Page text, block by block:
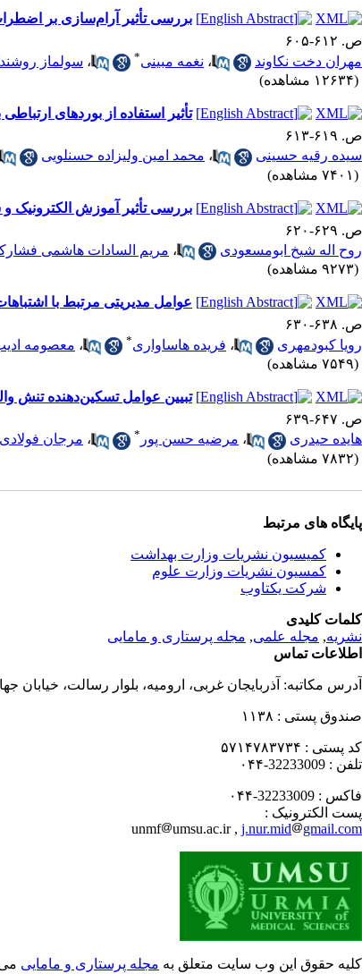
بررسی تأثیر آرام‌سازی بر
ص. ۶۱۲-۶۰۵
مهران دخت نکاوند
، نغمه مبینی* ، سولماز
(۱۲۶۳۴ مشاهده)
تأثیر استفاده از بوردهای
ص. ۶۱۹-۶۱۳
سیده رقیه حسینی
، محمد امین ولیزاده حسنلویی
(۷۴۰۱ مشاهده)
بررسی تأثیر آموزش الکترونیک و
ص. ۶۲۹-۶۲۰
روح اله شیخ ابومسعودی
، مریم السادات هاشمی
(۹۲۷۳ مشاهده)
عوامل مدیریتی مرتبط با
ص. ۶۳۸-۶۳۰
رویا کبودمهری
، فریده هاساواری* ، معصومه
(۷۵۴۹ مشاهده)
تبیین عوامل تسکین‌دهنده تنش
ص. ۶۴۷-۶۳۹
هایده حیدری
، مرضیه حسن پور * ، مرجان
(۷۸۳۲ مشاهده)
پایگاه های مرتبط
کمیسیون نشریات وزارت بهداشت
کمسیون نشریات وزارت علوم
شرکت یکتاوب
کلمات کلیدی
نشریه, مجله علمی, مجله پرستاری و مامایی
اطلاعات تماس
آدرس مکاتبه: آذربایجان غربی، ارومیه، بلوار رسالت،
صندوق پستی : ۱۱۳۸
کد پستی : ۵۷۱۴۷۸۳۷۳۴
تلفن : 32233009-۰۴۴
فاکس : 32233009-۰۴۴
پست الکترونیک :
unmf
umsu.ac.ir , j.nur.mid gmail.com
کلیه حقوق این وب سایت متعلق به مجله پرستاری و مامایی